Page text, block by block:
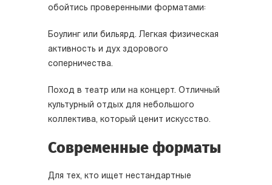
обойтись проверенными форматами:
Боулинг или бильярд. Легкая физическая
активность и дух здорового
соперничества.
Поход в театр или на концерт. Отличный
культурный отдых для небольшого
коллектива, который ценит искусство.
Современные форматы
Для тех, кто ищет нестандартные